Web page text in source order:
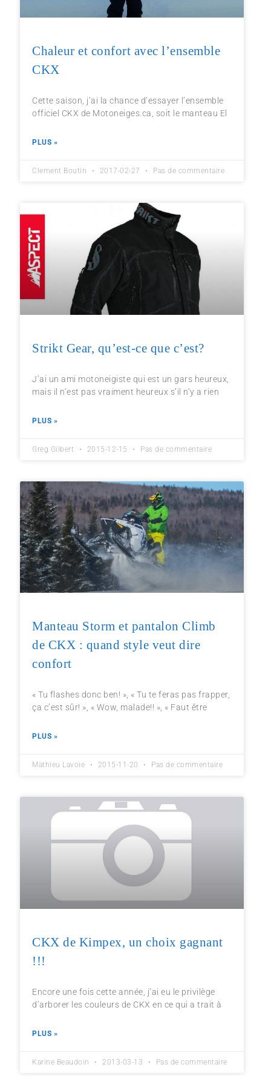
Chaleur et confort avec l’ensemble
CKX
Cette saison, j’ai la chance d’essayer l’ensemble
officiel CKX de Motoneiges.ca, soit le manteau El
PLUS »
Clement Boutin 2017-02-27 Pas de commentaire
Strikt Gear, qu’est-ce que c’est?
J’ai un ami motoneigiste qui est un gars heureux,
mais il n’est pas vraiment heureux s’il n’y a rien
PLUS »
Greg Gilbert 2015-12-15 Pas de commentaire
Manteau Storm et pantalon Climb
de CKX : quand style veut dire
confort
« Tu flashes donc ben! », « Tu te feras pas frapper,
ça c’est sûr! », « Wow, malade!! », « Faut être
PLUS »
Mathieu Lavoie 2015-11-20 Pas de commentaire
CKX de Kimpex, un choix gagnant
!!!
Encore une fois cette année, j’ai eu le privilège
d’arborer les couleurs de CKX en ce qui a trait à
PLUS »
Karine Beaudoin 2013-03-13 Pas de commentaire